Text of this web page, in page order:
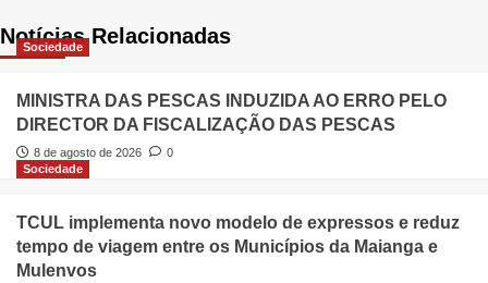
Notícias Relacionadas
Sociedade
MINISTRA DAS PESCAS INDUZIDA AO ERRO PELO
DIRECTOR DA FISCALIZAÇÃO DAS PESCAS
8 de agosto de 2026
0
Sociedade
TCUL implementa novo modelo de expressos e reduz
tempo de viagem entre os Municípios da Maianga e
Mulenvos